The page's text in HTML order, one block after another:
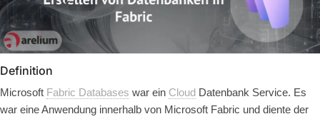
Definition
Microsoft Fabric Databases war ein Cloud Datenbank Service. Es
war eine Anwendung innerhalb von Microsoft Fabric und diente der